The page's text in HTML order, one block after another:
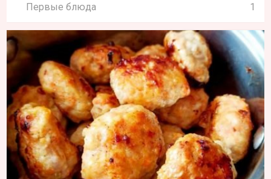
Первые блюда 1